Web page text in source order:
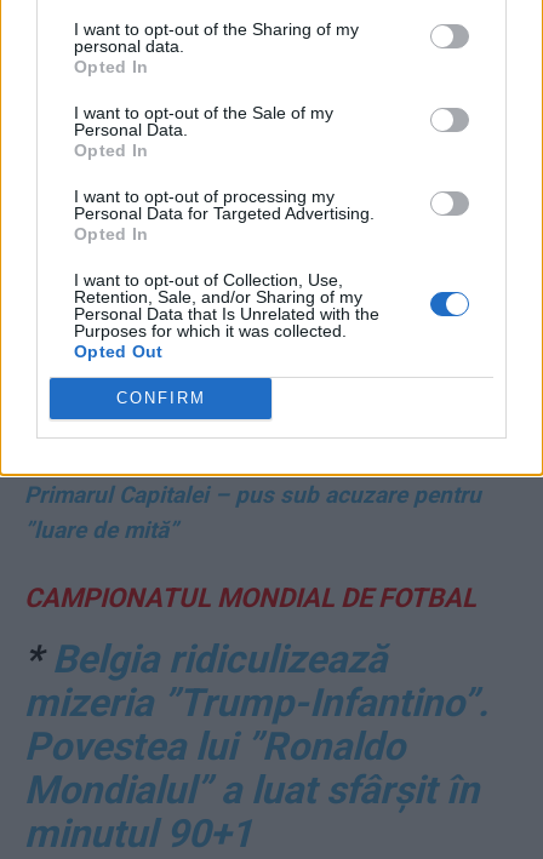
I want to opt-out of the Sharing of my
personal data.
Opted In
I want to opt-out of the Sale of my
Personal Data.
Opted In
I want to opt-out of processing my
Personal Data for Targeted Advertising.
Opted In
I want to opt-out of Collection, Use,
Retention, Sale, and/or Sharing of my
Personal Data that Is Unrelated with the
Purposes for which it was collected.
Opted Out
CONFIRM
”În loc să lupți împotriva lor, te-ai aliat cu ei.
Asta se cheamă trădare!”
Prima listă de excluși din PNL: Rareș Bogdan,
Alina Gorghiu, Lucian Bode, Hubert Thuma,
Adrian Veștea
executat ca-n Belarus, pentru nimic! Marii hoți
de la PSD stau liniștiți
DNA se implică periculos în bătălia politică
din PNL: brusc, scoate de la sertar un dosar al
Primarul Capitalei – pus sub acuzare pentru
”luare de mită”
CAMPIONATUL MONDIAL DE FOTBAL
*Belgia ridiculizează
mizeria ”Trump-Infantino”.
Povestea lui ”Ronaldo
Mondialul” a luat sfârșit în
minutul 90+1